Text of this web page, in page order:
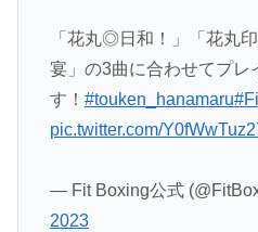
「花丸◎日和！」「花丸
宴」の3曲に合わせてプレ
す！ #touken_hanamaru
pic.twitter.com/
— Fit Boxing公式
2023